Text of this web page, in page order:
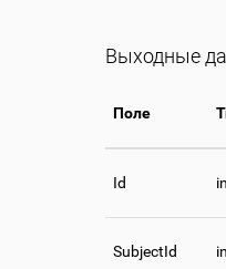
Выходные
Поле
Id
SubjectId